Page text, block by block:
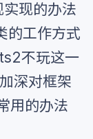
现的办法
的工作方式
不玩这一
深对框架
用的办法